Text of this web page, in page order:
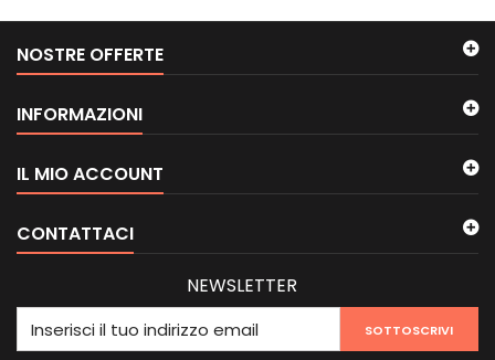
NOSTRE OFFERTE
INFORMAZIONI
IL MIO ACCOUNT
CONTATTACI
NEWSLETTER
SOTTOSCRIVI